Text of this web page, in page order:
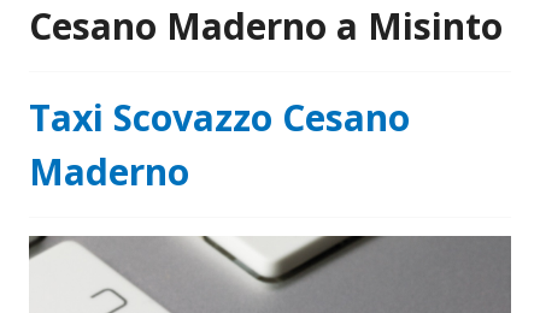
Cesano Maderno a Misinto
Taxi Scovazzo Cesano
Maderno